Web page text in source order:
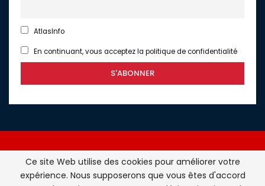
AtlasInfo
En continuant, vous acceptez la politique de confidentialité
Atlasinfo.fr : l'essentiel de l'actualité de la France et du
Ce site Web utilise des cookies pour améliorer votre
expérience. Nous supposerons que vous êtes d'accord